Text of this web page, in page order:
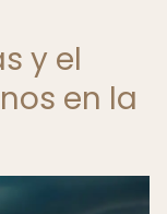
y el
en la